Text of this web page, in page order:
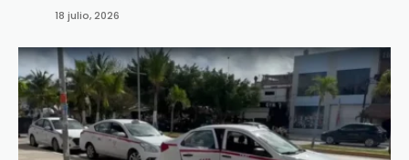
18 julio, 2026